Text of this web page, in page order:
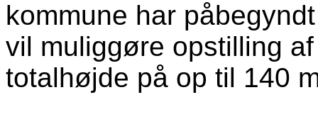
kommune har
vil muliggøre opstilling
totalhøjde på op til 140